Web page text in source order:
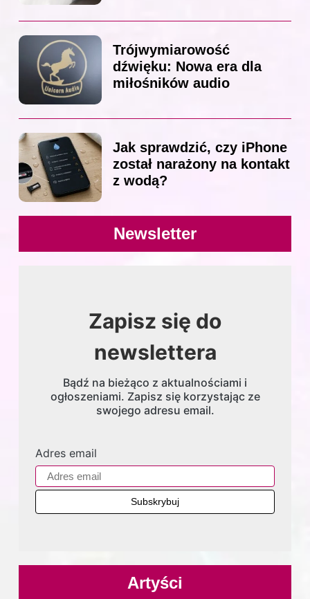
Trójwymiarowość
dźwięku: Nowa era dla
miłośników audio
Jak sprawdzić, czy iPhone
został narażony na kontakt
z wodą?
Newsletter
Zapisz się do
newslettera
Bądź na bieżąco z aktualnościami i
ogłoszeniami. Zapisz się korzystając ze
swojego adresu email.
Adres email
Artyści